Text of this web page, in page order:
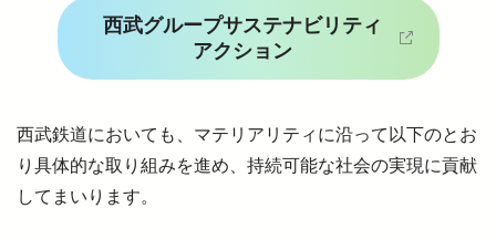
企業情報
採用情報
法人の方へ
西武グループの沿線施設
西武グループサステナビリティ
アクション
西武鉄道においても、マテリアリティに沿って以下のとお
り具体的な取り組みを進め、持続可能な社会の実現に貢献
してまいります。